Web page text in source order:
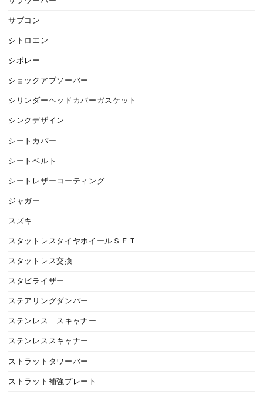
サブコン
シトロエン
シボレー
ショックアブソーバー
シリンダーヘッドカバーガスケット
シンクデザイン
シートカバー
シートベルト
シートレザーコーティング
ジャガー
スズキ
スタットレスタイヤホイールＳＥＴ
スタットレス交換
スタビライザー
ステアリングダンパー
ステンレス スキャナー
ステンレススキャナー
ストラットタワーバー
ストラット補強プレート